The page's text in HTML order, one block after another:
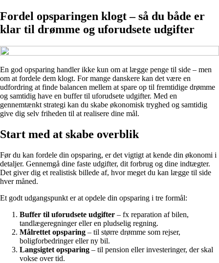
Fordel opsparingen klogt – så du både er
klar til drømme og uforudsete udgifter
En god opsparing handler ikke kun om at lægge penge til side – men
om at fordele dem klogt. For mange danskere kan det være en
udfordring at finde balancen mellem at spare op til fremtidige drømme
og samtidig have en buffer til uforudsete udgifter. Med en
gennemtænkt strategi kan du skabe økonomisk tryghed og samtidig
give dig selv friheden til at realisere dine mål.
Start med at skabe overblik
Før du kan fordele din opsparing, er det vigtigt at kende din økonomi i
detaljer. Gennemgå dine faste udgifter, dit forbrug og dine indtægter.
Det giver dig et realistisk billede af, hvor meget du kan lægge til side
hver måned.
Et godt udgangspunkt er at opdele din opsparing i tre formål:
Buffer til uforudsete udgifter – fx reparation af bilen,
tandlægeregninger eller en pludselig regning.
Målrettet opsparing – til større drømme som rejser,
boligforbedringer eller ny bil.
Langsigtet opsparing – til pension eller investeringer, der skal
vokse over tid.